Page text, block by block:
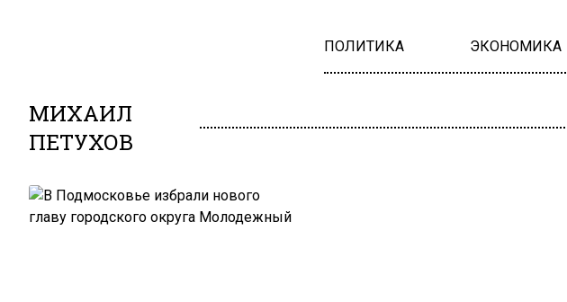
ПОЛИТИКА ЭКОНОМИКА
МИХАИЛ
ПЕТУХОВ